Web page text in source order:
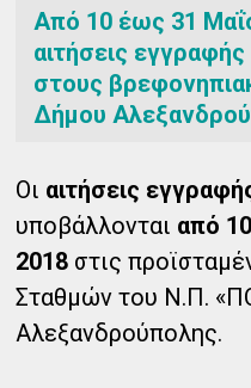
Από 10 έως 31
αιτήσεις
στους
Δήμου
Οι αιτήσεις
υποβάλλονται από
2018 στις
Σταθμών του Ν.Π.
Αλεξανδρούπολης.